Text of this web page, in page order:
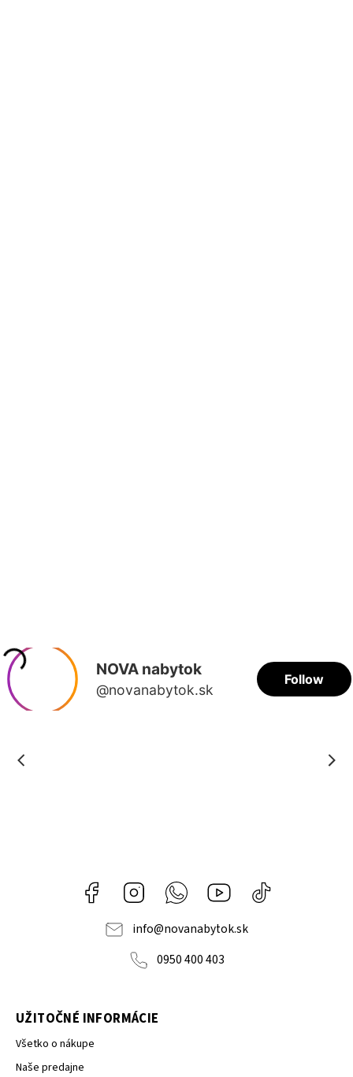
Facebook Instagram Whatsapp Youtube
nábytok
NOVA
info@novanabytok.sk
0950 400 403
UŽITOČNÉ INFORMÁCIE
Všetko o nákupe
Naše predajne